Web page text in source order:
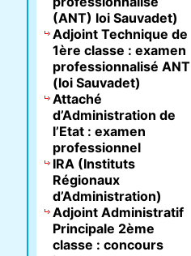
(ANT) loi Sauvadet)
Adjoint Technique de
1ère classe : examen
professionnalisé ANT
(loi Sauvadet)
Attaché
d’Administration de
l’Etat : examen
professionnel
IRA (Instituts
Régionaux
d’Administration)
Adjoint Administratif
Principale 2ème
classe : concours